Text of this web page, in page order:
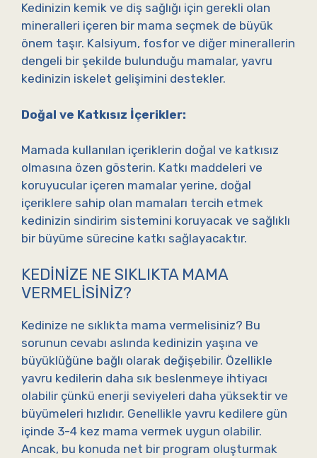
Kedinizin kemik ve diş sağlığı için gerekli olan
mineralleri içeren bir mama seçmek de büyük
önem taşır. Kalsiyum, fosfor ve diğer minerallerin
dengeli bir şekilde bulunduğu mamalar, yavru
kedinizin iskelet gelişimini destekler.
Doğal ve Katkısız İçerikler:
Mamada kullanılan içeriklerin doğal ve katkısız
olmasına özen gösterin. Katkı maddeleri ve
koruyucular içeren mamalar yerine, doğal
içeriklere sahip olan mamaları tercih etmek
kedinizin sindirim sistemini koruyacak ve sağlıklı
bir büyüme sürecine katkı sağlayacaktır.
KEDINIZE NE SIKLIKTA MAMA
VERMELISINIZ?
Kedinize ne sıklıkta mama vermelisiniz? Bu
sorunun cevabı aslında kedinizin yaşına ve
büyüklüğüne bağlı olarak değişebilir. Özellikle
yavru kedilerin daha sık beslenmeye ihtiyacı
olabilir çünkü enerji seviyeleri daha yüksektir ve
büyümeleri hızlıdır. Genellikle yavru kedilere gün
içinde 3-4 kez mama vermek uygun olabilir.
Ancak, bu konuda net bir program oluşturmak